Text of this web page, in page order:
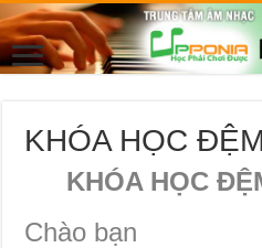
KHÓA HỌC
KHÓA HỌC
Chào bạn